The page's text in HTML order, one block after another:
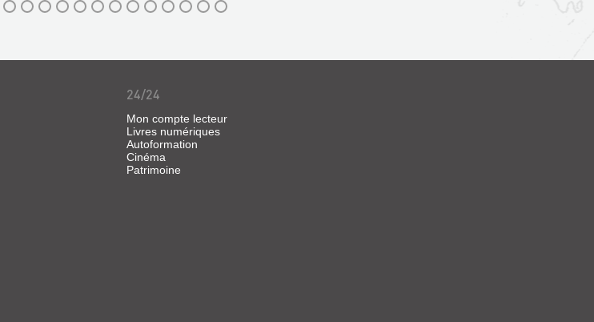
24/24
Mon compte lecteur
Livres numériques
Autoformation
Cinéma
Patrimoine